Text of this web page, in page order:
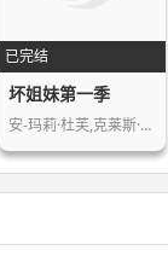
已完结
坏姐妹第一季
安-玛莉·杜芙,克莱斯·邦,莎朗·豪根…